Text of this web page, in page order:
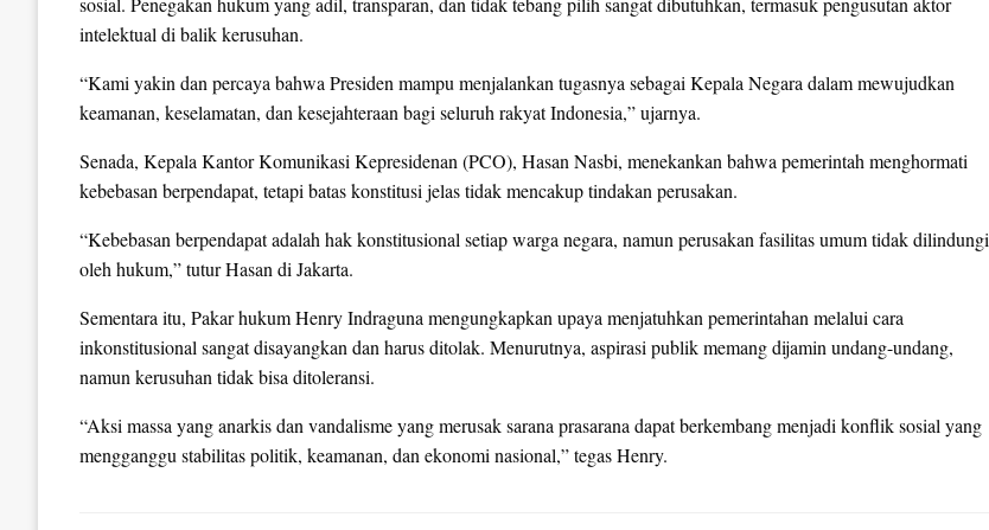
intelektual di balik kerusuhan.
“Kami yakin dan percaya bahwa Presiden mampu menjalankan tugasnya sebagai Kepala Negara dalam mewujudkan
keamanan, keselamatan, dan kesejahteraan bagi seluruh rakyat Indonesia,” ujarnya.
Senada, Kepala Kantor Komunikasi Kepresidenan (PCO), Hasan Nasbi, menekankan bahwa pemerintah menghormati
kebebasan berpendapat, tetapi batas konstitusi jelas tidak mencakup tindakan perusakan.
“Kebebasan berpendapat adalah hak konstitusional setiap warga negara, namun perusakan fasilitas umum tidak dilindungi
oleh hukum,” tutur Hasan di Jakarta.
Sementara itu, Pakar hukum Henry Indraguna mengungkapkan upaya menjatuhkan pemerintahan melalui cara
inkonstitusional sangat disayangkan dan harus ditolak. Menurutnya, aspirasi publik memang dijamin undang-undang,
namun kerusuhan tidak bisa ditoleransi.
“Aksi massa yang anarkis dan vandalisme yang merusak sarana prasarana dapat berkembang menjadi konflik sosial yang
mengganggu stabilitas politik, keamanan, dan ekonomi nasional,” tegas Henry.